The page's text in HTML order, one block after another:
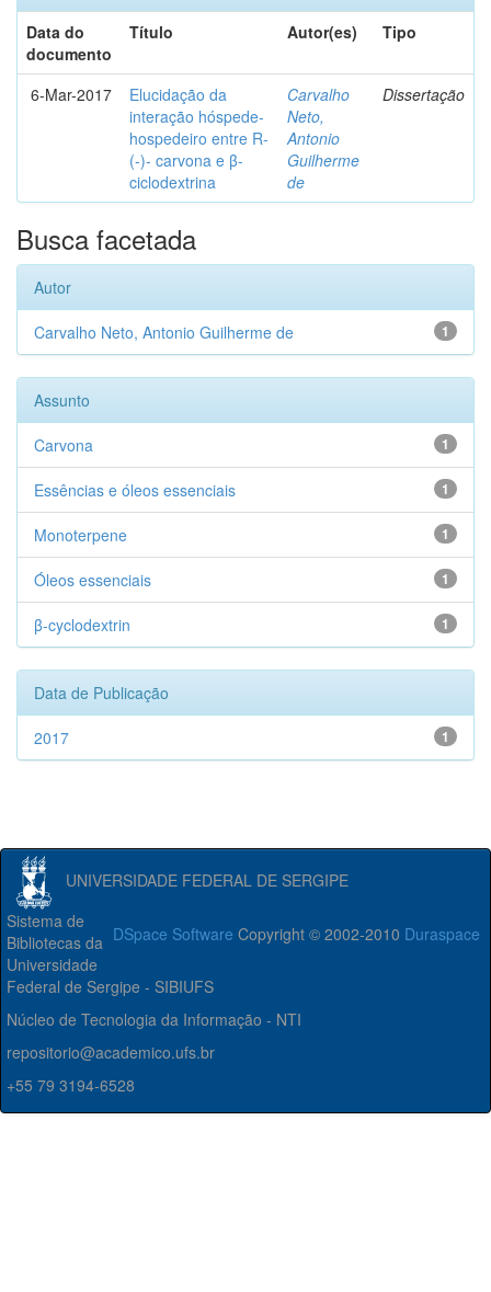
Data do
documento
Título Autor(es) Tipo
6-Mar-2017
Elucidação da
interação hóspede-
hospedeiro entre R-
(-)- carvona e β-
ciclodextrina
Carvalho
Neto,
Antonio
Guilherme
de
Dissertação
Busca facetada
Autor
1
Carvalho Neto, Antonio Guilherme de
Assunto
1
Carvona
1
Essências e óleos essenciais
1
Monoterpene
1
Óleos essenciais
1
β-cyclodextrin
Data de Publicação
1
2017
UNIVERSIDADE FEDERAL DE SERGIPE
DSpace Software Copyright © 2002-2010 Duraspace
Sistema de
Bibliotecas da
Universidade
Federal de Sergipe - SIBIUFS
Núcleo de Tecnologia da Informação - NTI
repositorio@academico.ufs.br
+55 79 3194-6528